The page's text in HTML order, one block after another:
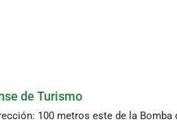
de Turismo
100 metros este de la Bomba